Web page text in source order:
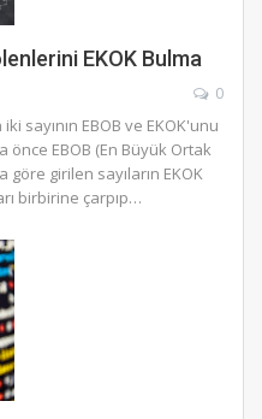
EKOK Bulma
0
sayının EBOB ve EKOK'unu
önce EBOB (En Büyük Ortak
girilen sayıların EKOK
birbirine çarpıp…